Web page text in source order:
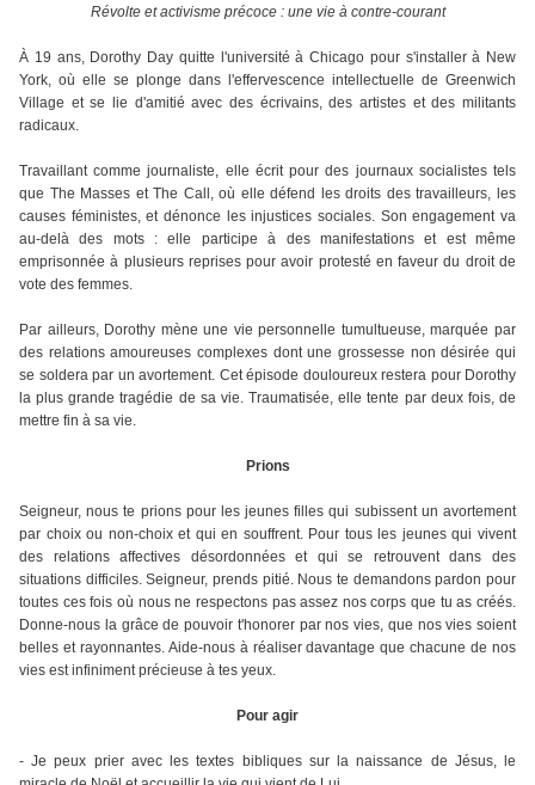
Révolte et activisme précoce : une vie à contre-courant
À 19 ans, Dorothy Day quitte l'université à Chicago pour s'installer à New
York, où elle se plonge dans l'effervescence intellectuelle de Greenwich
Village et se lie d'amitié avec des écrivains, des artistes et des militants
radicaux.
Travaillant comme journaliste, elle écrit pour des journaux socialistes tels
que The Masses et The Call, où elle défend les droits des travailleurs, les
causes féministes, et dénonce les injustices sociales. Son engagement va
au-delà des mots : elle participe à des manifestations et est même
emprisonnée à plusieurs reprises pour avoir protesté en faveur du droit de
vote des femmes.
Par ailleurs, Dorothy mène une vie personnelle tumultueuse, marquée par
des relations amoureuses complexes dont une grossesse non désirée qui
se soldera par un avortement. Cet épisode douloureux restera pour Dorothy
la plus grande tragédie de sa vie. Traumatisée, elle tente par deux fois, de
mettre fin à sa vie.
Prions
Seigneur, nous te prions pour les jeunes filles qui subissent un avortement
par choix ou non-choix et qui en souffrent. Pour tous les jeunes qui vivent
des relations affectives désordonnées et qui se retrouvent dans des
situations difficiles. Seigneur, prends pitié. Nous te demandons pardon pour
toutes ces fois où nous ne respectons pas assez nos corps que tu as créés.
Donne-nous la grâce de pouvoir t'honorer par nos vies, que nos vies soient
belles et rayonnantes. Aide-nous à réaliser davantage que chacune de nos
vies est infiniment précieuse à tes yeux.
Pour agir
- Je peux prier avec les textes bibliques sur la naissance de Jésus, le